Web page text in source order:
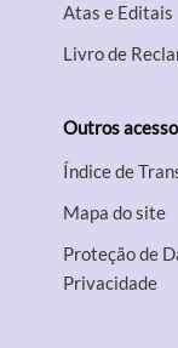
Atas e Editais
Livro de
Outros
Índice de
Mapa do site
Proteção de
Privacidade